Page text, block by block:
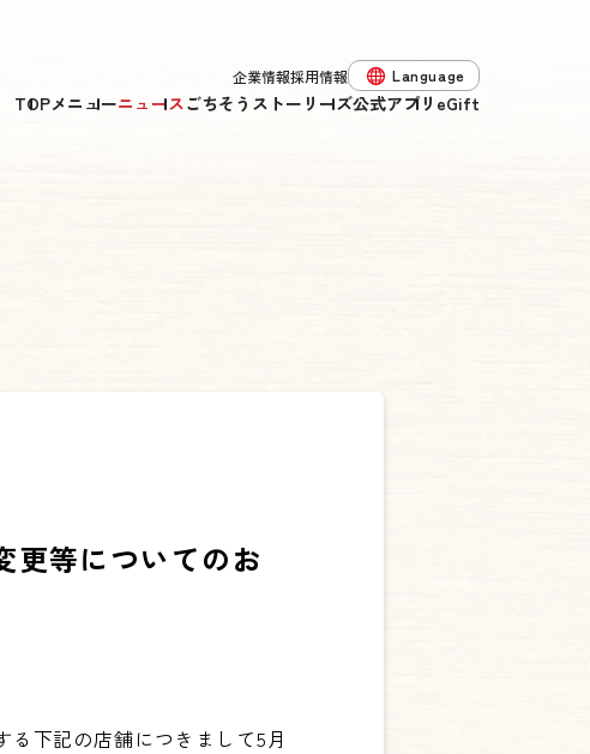
TOPメニューニュースごちそうストーリーズ公式アプリ eGift
企業情報採用情報 Language
更等についてのお
下記の店舗につきまして5月